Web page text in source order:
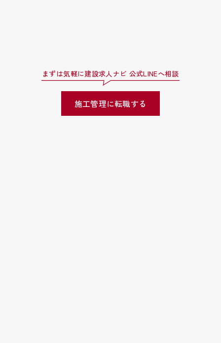
まずは気軽に建設求人ナビ 公式LINEへ相談
施工管理に転職する